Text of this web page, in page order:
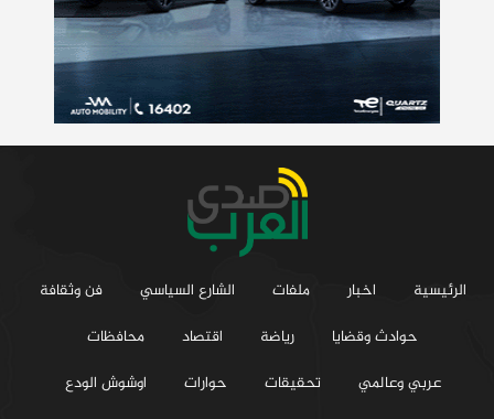
الرئيسية اخبار ملفات الشارع السياسي
فن وثقافة
حوادث وقضايا
رياضة اقتصاد
محافظات
عربي وعالمي
تحقيقات حوارات
اوشوش الودع